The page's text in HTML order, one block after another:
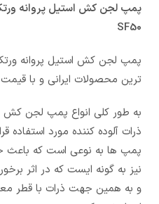
SF50
پمپ لجن کش استیل پروانه
ترین محصولات ایرانی و با
به طور کلی انواع پمپ لجن کش
ذرات آلوده کننده مورد استفاده
پمپ ها به نوعی است که
نیز به گونه ایست که در اثر
و به همین جهت ذرات با قطر